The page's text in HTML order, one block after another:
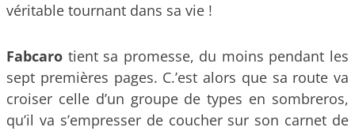
véritable tournant dans sa vie !
Fabcaro tient sa promesse, du moins pendant les
sept premières pages. C.’est alors que sa route va
croiser celle d’un groupe de types en sombreros,
qu’il va s’empresser de coucher sur son carnet de